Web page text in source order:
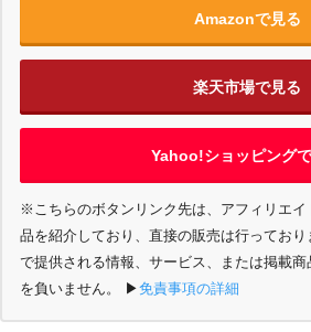
Amazonで見る
楽天市場で見る
Yahoo!ショッピング
※こちらのボタンリンク先は、アフィリエ
品を紹介しており、直接の販売は行っており
で提供される情報、サービス、または掲載
を負いません。
▶︎免責事項の詳細